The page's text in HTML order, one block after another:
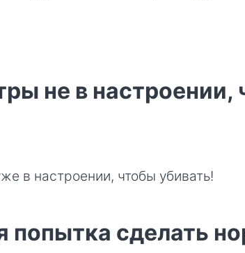
не в настроении,
в настроении, чтобы убивать!
попытка сделать